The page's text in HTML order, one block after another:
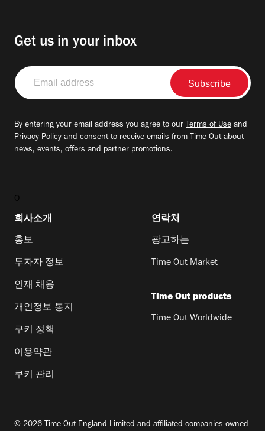
Get us in your inbox
Email
address
By entering your email address you agree to our Terms of Use and
Privacy Policy and consent to receive emails from Time Out about
news, events, offers and partner promotions.
0
회사소개
홍보
투자자 정보
인재 채용
개인정보 통지
쿠키 정책
이용약관
쿠키 관리
연락처
광고하는
Time Out Market
Time Out products
Time Out Worldwide
© 2026 Time Out England Limited and affiliated companies owned